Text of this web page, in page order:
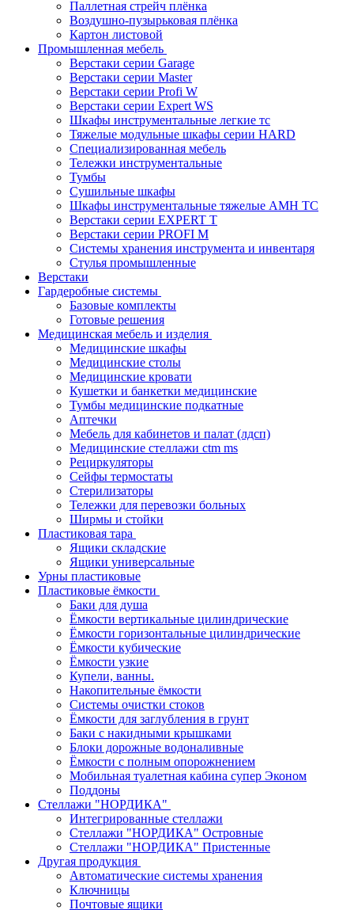
Паллетная стрейч плёнка
Воздушно-пузырьковая плёнка
Картон листовой
Промышленная мебель
Верстаки серии Garage
Верстаки серии Master
Верстаки серии Profi W
Верстаки серии Expert WS
Шкафы инструментальные легкие тс
Тяжелые модульные шкафы серии HARD
Cпециализированная мебель
Тележки инструментальные
Тумбы
Cушильные шкафы
Шкафы инструментальные тяжелые AMH TC
Верстаки серии EXPERT T
Верстаки серии PROFI M
Системы хранения инструмента и инвентаря
Стулья промышленные
Верстаки
Гардеробные системы
Базовые комплекты
Готовые решения
Медицинская мебель и изделия
Медицинские шкафы
Медицинские столы
Медицинские кровати
Кушетки и банкетки медицинские
Тумбы медицинские подкатные
Аптечки
Мебель для кабинетов и палат (лдсп)
Медицинские стеллажи ctm ms
Рециркуляторы
Сейфы термостаты
Стерилизаторы
Тележки для перевозки больных
Ширмы и стойки
Пластиковая тара
Ящики складские
Ящики универсальные
Урны пластиковые
Пластиковые ёмкости
Баки для душа
Ёмкости вертикальные цилиндрические
Ёмкости горизонтальные цилиндрические
Ёмкости кубические
Ёмкости узкие
Купели, ванны.
Накопительные ёмкости
Системы очистки стоков
Ёмкости для заглубления в грунт
Баки с накидными крышками
Блоки дорожные водоналивные
Ёмкости с полным опорожнением
Мобильная туалетная кабина супер Эконом
Поддоны
Стеллажи "НОРДИКА"
Интегрированные стеллажи
Стеллажи "НОРДИКА" Островные
Стеллажи "НОРДИКА" Пристенные
Другая продукция
Автоматические системы хранения
Ключницы
Почтовые ящики